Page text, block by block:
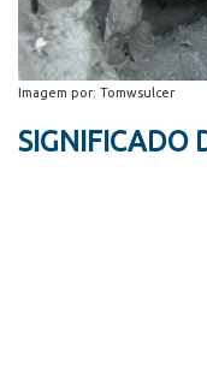
Imagem por: Tomwsulcer
SIGNIFICADO